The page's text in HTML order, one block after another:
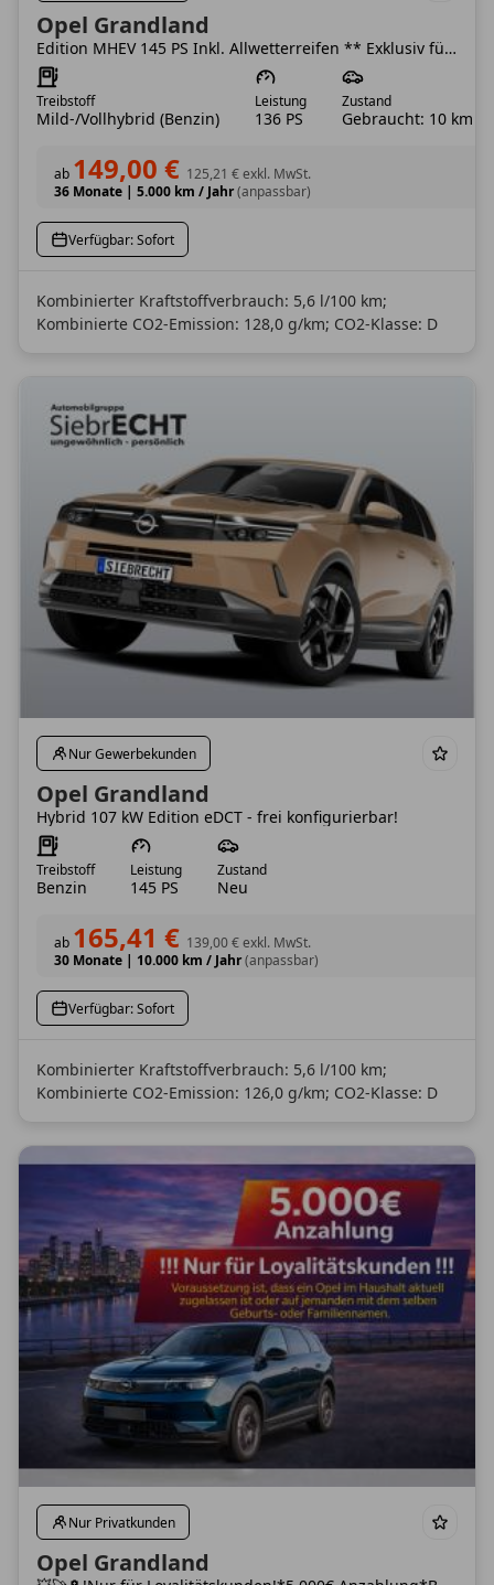
Opel Grandland
Edition MHEV 145 PS Inkl. Allwetterreifen ** Exklusiv für Opelkunden**
Treibstoff
Mild-/Vollhybrid (Benzin)
Leistung
136 PS
Zustand
Gebraucht: 10 km
ab 149,00 € 125,21 €exkl. MwSt.
36 Monate | 5.000 km / Jahr(anpassbar)
Verfügbar: Sofort
Kombinierter Kraftstoffverbrauch: 5,6 l/100 km;
Kombinierte CO2-Emission: 128,0 g/km; CO2-Klasse: D
Nur Gewerbekunden
Opel Grandland
Hybrid 107 kW Edition eDCT - frei konfigurierbar!
Treibstoff
Benzin
Leistung
145 PS
Zustand
Neu
ab 165,41 € 139,00 €exkl. MwSt.
30 Monate | 10.000 km / Jahr(anpassbar)
Verfügbar: Sofort
Kombinierter Kraftstoffverbrauch: 5,6 l/100 km;
Kombinierte CO2-Emission: 126,0 g/km; CO2-Klasse: D
Nur Privatkunden
Opel Grandland